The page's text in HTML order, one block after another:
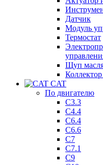
Датчик
Модуль
Термостат
Щуп
CAT
По двигателю
C3.3
C4.4
C6.4
C6.6
C7
C7.1
C9